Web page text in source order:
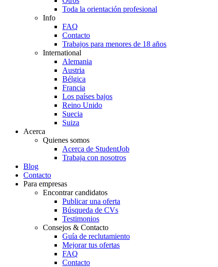
Toda la orientación profesional
Info
FAQ
Contacto
Trabajos para menores de 18 años
International
Alemania
Austria
Bélgica
Francia
Los países bajos
Reino Unido
Suecia
Suiza
Acerca
Quienes somos
Acerca de StudentJob
Trabaja con nosotros
Blog
Contacto
Para empresas
Encontrar candidatos
Publicar una oferta
Búsqueda de CVs
Testimonios
Consejos & Contacto
Guía de reclutamiento
Mejorar tus ofertas
FAQ
Contacto